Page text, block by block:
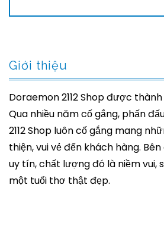
Giới thiệu
Doraemon 2112 Shop được
Qua nhiều năm cố gắng, phấn
2112 Shop luôn cố gắng mang
thiện, vui vẻ đến khách hàng.
uy tín, chất lượng đó là niềm vui,
một tuổi thơ thật đẹp.